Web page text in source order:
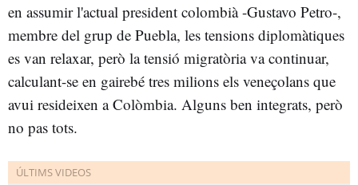
en assumir l'actual president colombià -Gustavo Petro-,
membre del grup de Puebla, les tensions diplomàtiques
es van relaxar, però la tensió migratòria va continuar,
calculant-se en gairebé tres milions els veneçolans que
avui resideixen a Colòmbia. Alguns ben integrats, però
no pas tots.